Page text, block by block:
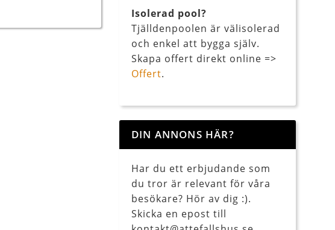
Isolerad pool?
Tjälldenpoolen är välisolerad
och enkel att bygga själv.
Skapa offert direkt online =>
Offert.
DIN ANNONS HÄR?
Har du ett erbjudande som
du tror är relevant för våra
besökare? Hör av dig :).
Skicka en epost till